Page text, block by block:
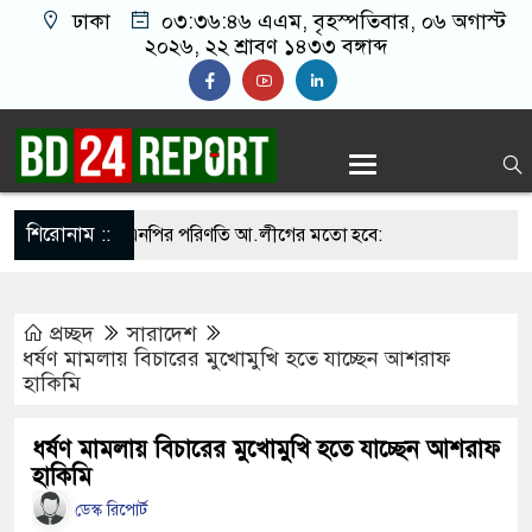
ঢাকা ০৩:৩৬:৪৭ এএম, বৃহস্পতিবার, ০৬ অগাস্ট
২০২৬, ২২ শ্রাবণ ১৪৩৩ বঙ্গাব্দ
শিরোনাম ::
সামলালে বিএনপির পরিণতি আ.লীগের মতো হবে:
রাখতে চাচ্ছে না: আসিফ মাহমুদ
জুতা নিক্ষেপকারীরা জা’র’জ, রাজপথে নামলে
না: আমির হামজা
জবাব দিতে হবে প্রধানমন্ত্রীকে: জামায়াত আমির
প্রচ্ছদ
সারাদেশ
ধর্ষণ মামলায় বিচারের মুখোমুখি হতে যাচ্ছেন আশরাফ
হাকিমি
ধর্ষণ মামলায় বিচারের মুখোমুখি হতে যাচ্ছেন আশরাফ
হাকিমি
ডেস্ক রিপোর্ট